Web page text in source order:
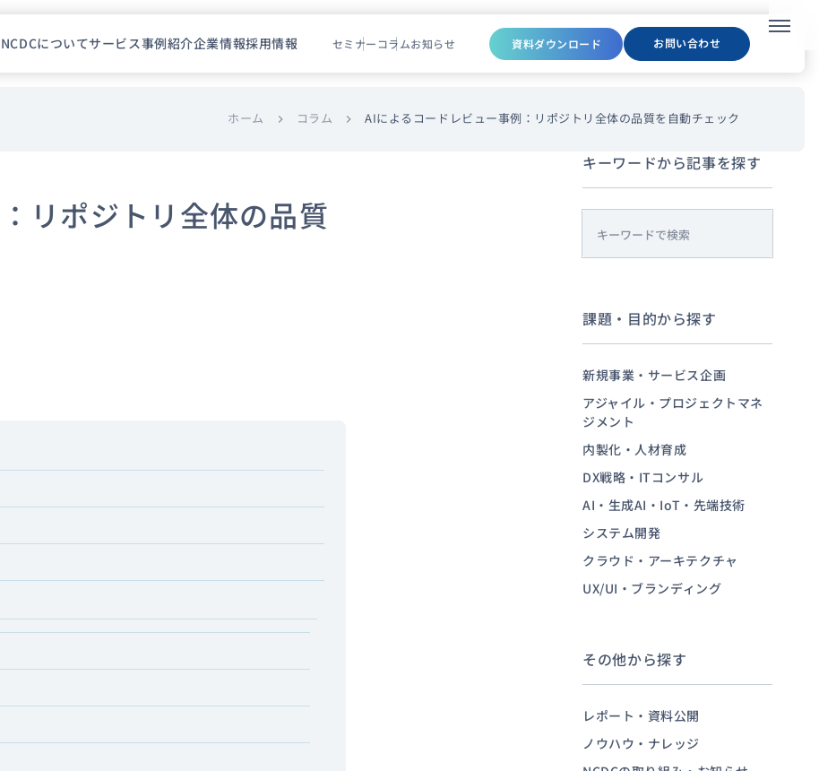
メニュ
NCDCについてサービス事例紹介企業情報採用情報 セミナー コラムお知らせ 資料ダウンロード お問い合わせ
ホーム chevron_right コラム chevron_right AIによるコードレビュー事例：リポジトリ全体の品質を自動チェック
リポジトリ全体の品質
キーワードから記事を探す
e
h
課題・目的から探す
新規事業・サービス企画
アジャイル・プロジェクトマネ
ジメント
内製化・人材育成
DX戦略・ITコンサル
AI・生成AI・IoT・先端技術
システム開発
クラウド・アーキテクチャ
UX/UI・ブランディング
その他から探す
レポート・資料公開
ノウハウ・ナレッジ